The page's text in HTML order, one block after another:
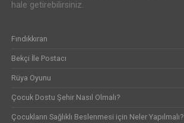
hale getirebilirsiniz.
Fındıkkıran
Bekçi İle Postacı
Rüya Oyunu
Çocuk Dostu Şehir Nasıl Olmalı?
Çocukların Sağlıklı Beslenmesi için Neler Yapılmalı?